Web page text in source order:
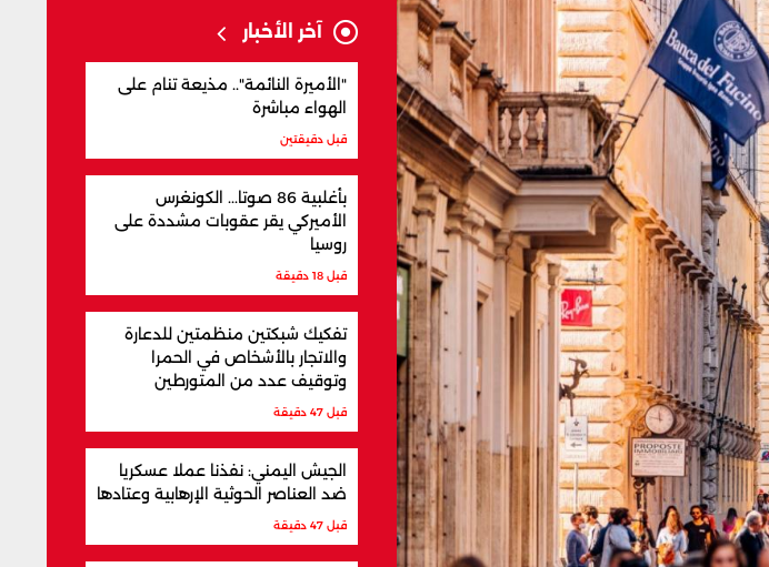
آخر الأخبار
"الأميرة النائمة".. مذيعة تنام على
الهواء مباشرة
قبل دقيقتين
بأغلبية 86 صوتا... الكونغرس
الأميركي يقر عقوبات مشددة على
روسيا
قبل 18 دقيقة
تفكيك شبكتين منظمتين للدعارة
والاتجار بالأشخاص في الحمرا
وتوقيف عدد من المتورطين
قبل 47 دقيقة
الجيش اليمني: نفذنا عملا عسكريا
ضد العناصر الحوثية الإرهابية وعتادها
قبل 47 دقيقة